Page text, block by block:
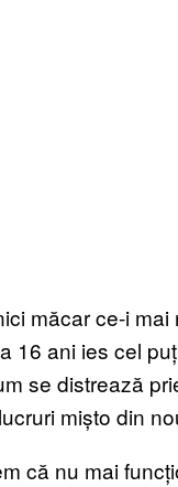
măcar ce-i
16 ani ies cel
se distrează
mișto din
că nu mai